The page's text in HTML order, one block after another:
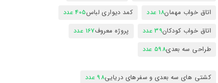
اتاق خواب مهمان18 عدد کمد دیواری لباس405 عدد
اتاق خواب کودکان39 عدد پروژه معروف167 عدد
طراحی سه بعدی598 عدد
کشتی های سه بعدی و سفرهای دریایی98 عدد